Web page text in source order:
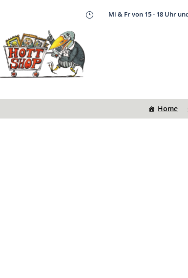
} Mi & Fr von 15 - 18 Uhr
Home